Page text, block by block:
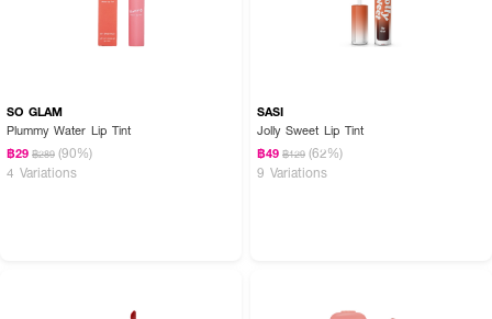
SO GLAM
Plummy Water Lip Tint
฿29 ฿289 (90%)
4 Variations
SASI
Jolly Sweet Lip Tint
฿49 ฿129 (62%)
9 Variations